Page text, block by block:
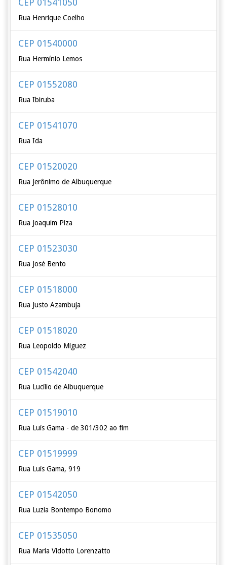
CEP 01541050
Rua Henrique Coelho
CEP 01540000
Rua Hermínio Lemos
CEP 01552080
Rua Ibiruba
CEP 01541070
Rua Ida
CEP 01520020
Rua Jerônimo de Albuquerque
CEP 01528010
Rua Joaquim Piza
CEP 01523030
Rua José Bento
CEP 01518000
Rua Justo Azambuja
CEP 01518020
Rua Leopoldo Miguez
CEP 01542040
Rua Lucílio de Albuquerque
CEP 01519010
Rua Luís Gama - de 301/302 ao fim
CEP 01519999
Rua Luís Gama, 919
CEP 01542050
Rua Luzia Bontempo Bonomo
CEP 01535050
Rua Maria Vidotto Lorenzatto